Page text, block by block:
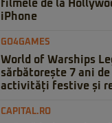
filmele de la
iPhone
GO4GAMES
World of Warships
sărbătorește 7 ani
activități festive și
CAPITAL.RO